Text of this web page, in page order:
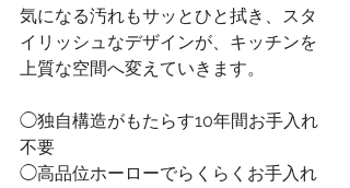
気になる汚れもサッとひと拭き、スタ
イリッシュなデザインが、キッチンを
上質な空間へ変えていきます。
◯独自構造がもたらす10年間お手入れ
不要
◯高品位ホーローでらくらくお手入れ